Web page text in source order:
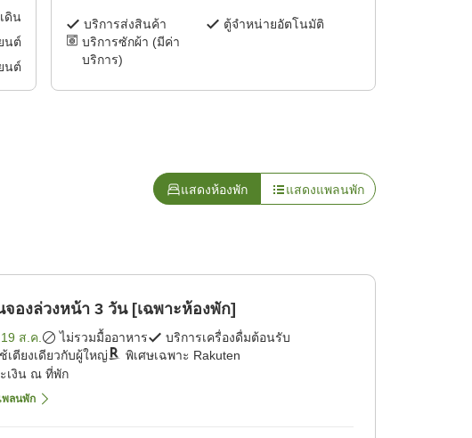
ดิน
นต์
นต์
บริการส่งสินค้า
ตู้จำหน่ายอัตโนมัติ
บริการซักผ้า (มีค่า
บริการ)
แสดงห้องพัก แสดงแพลนพัก
แผนจองล่วงหน้า 3 วัน [เฉพาะห้องพัก]
19 ส.ค. ไม่รวมมื้ออาหาร
บริการเครื่องดื่มต้อนรับ
เตียงเดียวกับผู้ใหญ่
พิเศษเฉพาะ Rakuten
เงิน ณ ที่พัก
พลนพัก